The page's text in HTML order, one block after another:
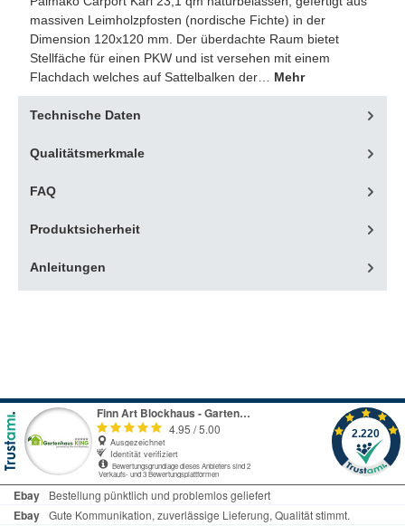
massiven Leimholzpfosten (nordische Fichte) in der
Dimension 120x120 mm. Der überdachte Raum bietet
Stellfäche für einen PKW und ist versehen mit einem
Flachdach welches auf Sattelbalken der… Mehr
Technische Daten
Qualitätsmerkmale
FAQ
Produktsicherheit
Anleitungen